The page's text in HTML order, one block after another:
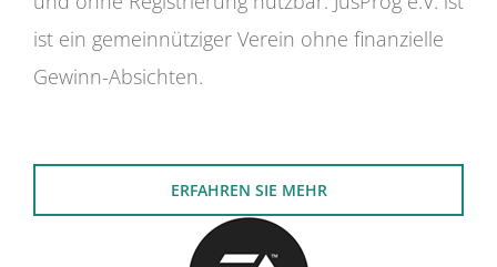
ist ein gemeinnütziger Verein ohne finanzielle
Gewinn-Absichten.
ERFAHREN SIE MEHR